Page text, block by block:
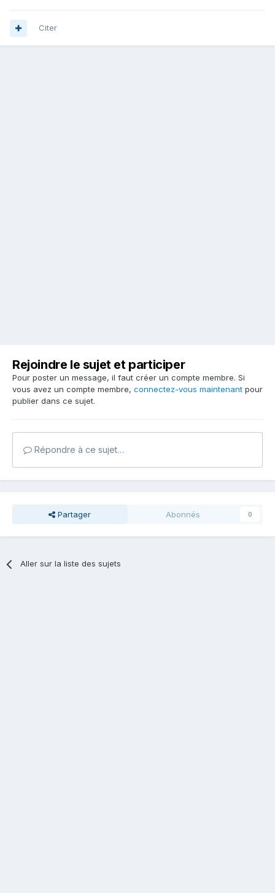
Citer
Rejoindre le sujet et participer
Pour poster un message, il faut créer un compte membre. Si
vous avez un compte membre, connectez-vous maintenant pour
publier dans ce sujet.
Répondre à ce sujet…
Partager Abonnés 0
Aller sur la liste des sujets